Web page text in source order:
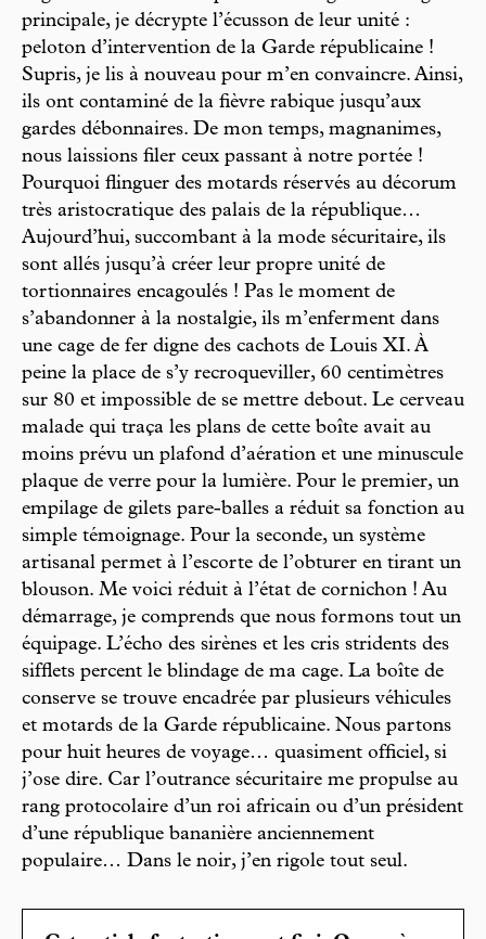
principale, je décrypte l’écusson de leur unité :
peloton d’intervention de la Garde républicaine !
Supris, je lis à nouveau pour m’en convaincre. Ainsi,
ils ont contaminé de la fièvre rabique jusqu’aux
gardes débonnaires. De mon temps, magnanimes,
nous laissions filer ceux passant à notre portée !
Pourquoi flinguer des motards réservés au décorum
très aristocratique des palais de la république…
Aujourd’hui, succombant à la mode sécuritaire, ils
sont allés jusqu’à créer leur propre unité de
tortionnaires encagoulés ! Pas le moment de
s’abandonner à la nostalgie, ils m’enferment dans
une cage de fer digne des cachots de Louis XI. À
peine la place de s’y recroqueviller, 60 centimètres
sur 80 et impossible de se mettre debout. Le cerveau
malade qui traça les plans de cette boîte avait au
moins prévu un plafond d’aération et une minuscule
plaque de verre pour la lumière. Pour le premier, un
empilage de gilets pare-balles a réduit sa fonction au
simple témoignage. Pour la seconde, un système
artisanal permet à l’escorte de l’obturer en tirant un
blouson. Me voici réduit à l’état de cornichon ! Au
démarrage, je comprends que nous formons tout un
équipage. L’écho des sirènes et les cris stridents des
sifflets percent le blindage de ma cage. La boîte de
conserve se trouve encadrée par plusieurs véhicules
et motards de la Garde républicaine. Nous partons
pour huit heures de voyage… quasiment officiel, si
j’ose dire. Car l’outrance sécuritaire me propulse au
rang protocolaire d’un roi africain ou d’un président
d’une république bananière anciennement
populaire… Dans le noir, j’en rigole tout seul.